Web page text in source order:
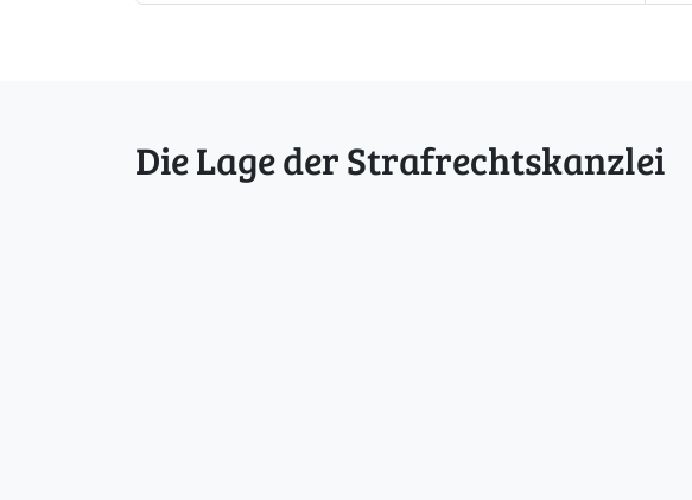
Die Lage der Strafrechtskanzlei